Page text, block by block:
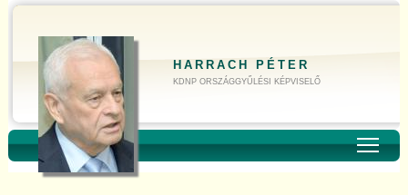
HARRACH PÉTER
KDNP ORSZÁGGYŰLÉSI KÉPVISELŐ